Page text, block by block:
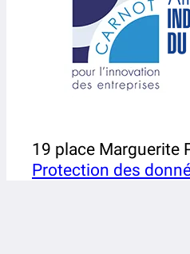
19 place Marguerite
Protection des